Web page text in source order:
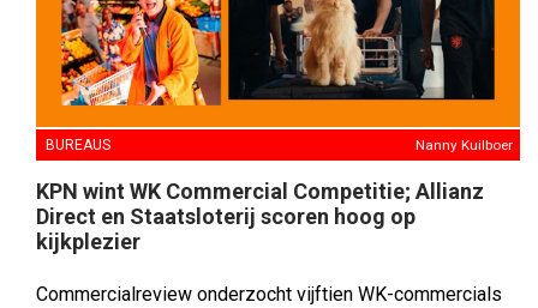
BUREAUS Nanny Kuilboer
KPN wint WK Commercial Competitie; Allianz
Direct en Staatsloterij scoren hoog op
kijkplezier
Commercialreview onderzocht vijftien WK-commercials